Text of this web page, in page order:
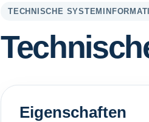
TECHNISCHE
Eigenschaften